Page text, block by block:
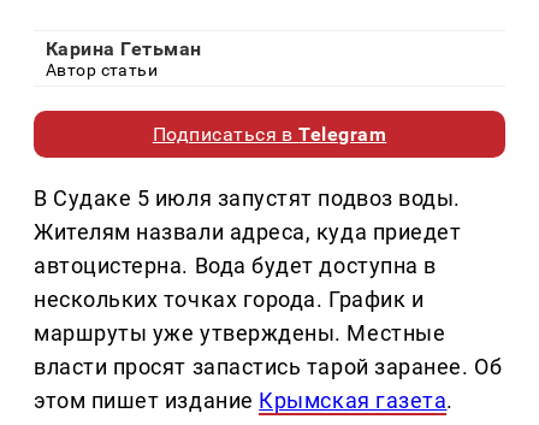
Карина Гетьман
Автор статьи
Подписаться вTelegram
В Судаке 5 июля запустят подвоз воды.
Жителям назвали адреса, куда приедет
автоцистерна. Вода будет доступна в
нескольких точках города. График и
маршруты уже утверждены. Местные
власти просят запастись тарой заранее. Об
этом пишет издание Крымская газета.